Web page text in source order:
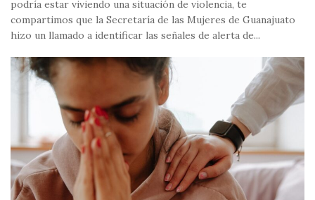
podría estar viviendo una situación de violencia, te
compartimos que la Secretaría de las Mujeres de Guanajuato
hizo un llamado a identificar las señales de alerta de...